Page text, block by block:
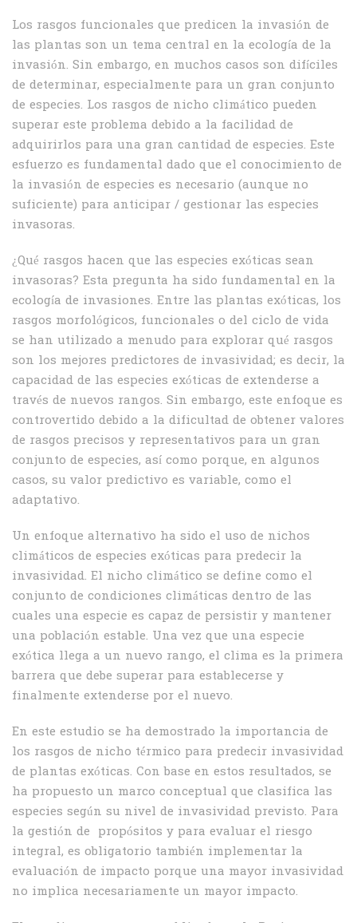
Los rasgos funcionales que predicen la invasión de
las plantas son un tema central en la ecología de la
invasión. Sin embargo, en muchos casos son difíciles
de determinar, especialmente para un gran conjunto
de especies. Los rasgos de nicho climático pueden
superar este problema debido a la facilidad de
adquirirlos para una gran cantidad de especies. Este
esfuerzo es fundamental dado que el conocimiento de
la invasión de especies es necesario (aunque no
suficiente) para anticipar / gestionar las especies
invasoras.
¿Qué rasgos hacen que las especies exóticas sean
invasoras? Esta pregunta ha sido fundamental en la
ecología de invasiones. Entre las plantas exóticas, los
rasgos morfológicos, funcionales o del ciclo de vida
se han utilizado a menudo para explorar qué rasgos
son los mejores predictores de invasividad; es decir, la
capacidad de las especies exóticas de extenderse a
través de nuevos rangos. Sin embargo, este enfoque es
controvertido debido a la dificultad de obtener valores
de rasgos precisos y representativos para un gran
conjunto de especies, así como porque, en algunos
casos, su valor predictivo es variable, como el
adaptativo.
Un enfoque alternativo ha sido el uso de nichos
climáticos de especies exóticas para predecir la
invasividad. El nicho climático se define como el
conjunto de condiciones climáticas dentro de las
cuales una especie es capaz de persistir y mantener
una población estable. Una vez que una especie
exótica llega a un nuevo rango, el clima es la primera
barrera que debe superar para establecerse y
finalmente extenderse por el nuevo.
En este estudio se ha demostrado la importancia de
los rasgos de nicho térmico para predecir invasividad
de plantas exóticas. Con base en estos resultados, se
ha propuesto un marco conceptual que clasifica las
especies según su nivel de invasividad previsto. Para
la gestión de propósitos y para evaluar el riesgo
integral, es obligatorio también implementar la
evaluación de impacto porque una mayor invasividad
no implica necesariamente un mayor impacto.